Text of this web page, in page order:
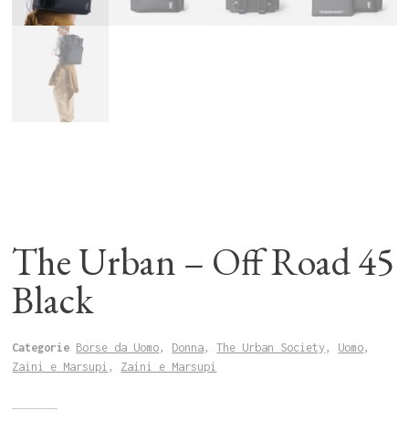
The Urban – Off Road 45
Black
Categorie Borse da Uomo, Donna,The Urban Society , Uomo,
Zaini e Marsupi , Zaini e Marsupi